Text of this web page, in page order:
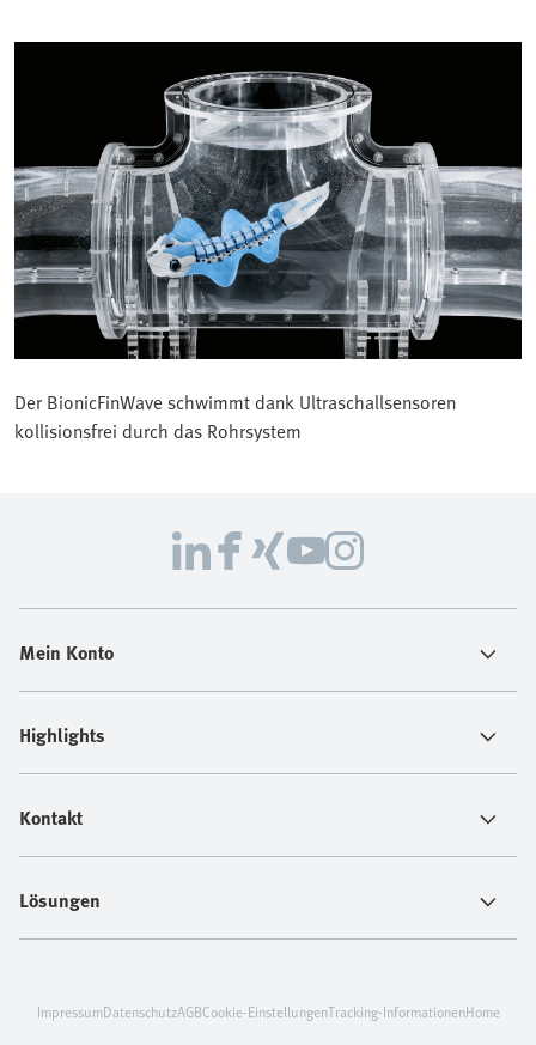
Der BionicFinWave schwimmt dank Ultraschallsensoren
kollisionsfrei durch das Rohrsystem
Mein Konto
Highlights
Kontakt
Lösungen
ImpressumDatenschutzAGBCookie-EinstellungenTracking-InformationenHome